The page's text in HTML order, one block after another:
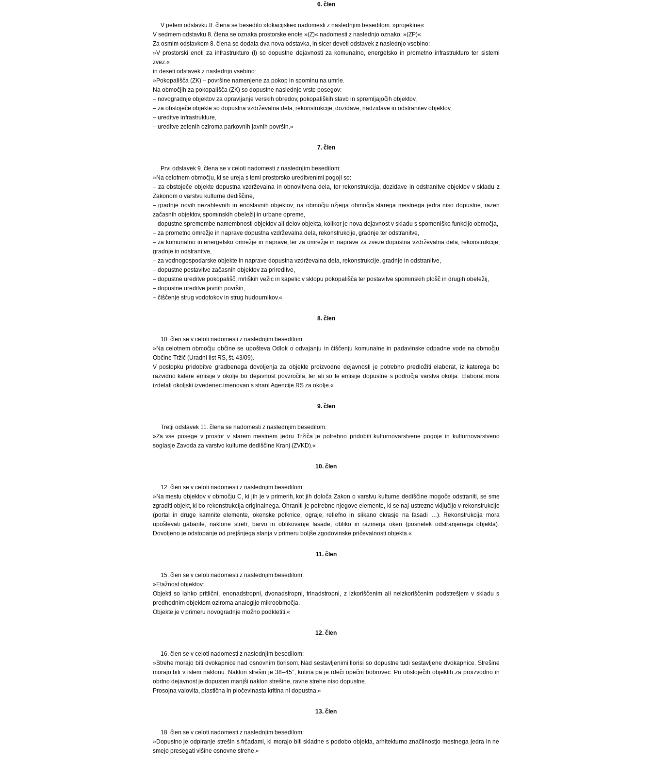
6. člen
V petem odstavku 8. člena se besedilo »lokacijske« nadomesti z naslednjim besedilom: »projektne«.
V sedmem odstavku 8. člena se oznaka prostorske enote »(Z)« nadomesti z naslednjo oznako: »(ZP)«.
Za osmim odstavkom 8. člena se dodata dva nova odstavka, in sicer deveti odstavek z naslednjo vsebino:
»V prostorski enoti za infrastrukturo (I) so dopustne dejavnosti za komunalno, energetsko in prometno infrastrukturo ter sistemi
zvez.«
in deseti odstavek z naslednjo vsebino:
»Pokopališča (ZK) – površine namenjene za pokop in spominu na umrle.
Na območjih za pokopališča (ZK) so dopustne naslednje vrste posegov:
– novogradnje objektov za opravljanje verskih obredov, pokopaliških stavb in spremljajočih objektov,
– za obstoječe objekte so dopustna vzdrževalna dela, rekonstrukcije, dozidave, nadzidave in odstranitev objektov,
– ureditve infrastrukture,
– ureditve zelenih oziroma parkovnih javnih površin.«
7. člen
Prvi odstavek 9. člena se v celoti nadomesti z naslednjim besedilom:
»Na celotnem območju, ki se ureja s temi prostorsko ureditvenimi pogoji so:
– za obstoječe objekte dopustna vzdrževalna in obnovitvena dela, ter rekonstrukcija, dozidave in odstranitve objektov v skladu z
Zakonom o varstvu kulturne dediščine,
– gradnje novih nezahtevnih in enostavnih objektov; na območju ožjega območja starega mestnega jedra niso dopustne, razen
začasnih objektov, spominskih obeležij in urbane opreme,
– dopustne spremembe namembnosti objektov ali delov objekta, kolikor je nova dejavnost v skladu s spomeniško funkcijo območja,
– za prometno omrežje in naprave dopustna vzdrževalna dela, rekonstrukcije, gradnje ter odstranitve,
– za komunalno in energetsko omrežje in naprave, ter za omrežje in naprave za zveze dopustna vzdrževalna dela, rekonstrukcije,
gradnje in odstranitve,
– za vodnogospodarske objekte in naprave dopustna vzdrževalna dela, rekonstrukcije, gradnje in odstranitve,
– dopustne postavitve začasnih objektov za prireditve,
– dopustne ureditve pokopališč, mrliških vežic in kapelic v sklopu pokopališča ter postavitve spominskih plošč in drugih obeležij,
– dopustne ureditve javnih površin,
– čiščenje strug vodotokov in strug hudournikov.«
8. člen
10. člen se v celoti nadomesti z naslednjim besedilom:
»Na celotnem območju občine se upošteva Odlok o odvajanju in čiščenju komunalne in padavinske odpadne vode na območju
Občine Tržič (Uradni list RS, št. 43/09).
V postopku pridobitve gradbenega dovoljenja za objekte proizvodne dejavnosti je potrebno predložiti elaborat, iz katerega bo
razvidno katere emisije v okolje bo dejavnost povzročila, ter ali so te emisije dopustne s področja varstva okolja. Elaborat mora
izdelati okoljski izvedenec imenovan s strani Agencije RS za okolje.«
9. člen
Tretji odstavek 11. člena se nadomesti z naslednjim besedilom:
»Za vse posege v prostor v starem mestnem jedru Tržiča je potrebno pridobiti kulturnovarstvene pogoje in kulturnovarstveno
soglasje Zavoda za varstvo kulturne dediščine Kranj (ZVKD).«
10. člen
12. člen se v celoti nadomesti z naslednjim besedilom:
»Na mestu objektov v območju C, ki jih je v primerih, kot jih določa Zakon o varstvu kulturne dediščine mogoče odstraniti, se sme
zgraditi objekt, ki bo rekonstrukcija originalnega. Ohraniti je potrebno njegove elemente, ki se naj ustrezno vključijo v rekonstrukcijo
(portal in druge kamnite elemente, okenske polknice, ograje, reliefno in slikano okrasje na fasadi …). Rekonstrukcija mora
upoštevati gabarite, naklone streh, barvo in oblikovanje fasade, obliko in razmerja oken (posnetek odstranjenega objekta).
Dovoljeno je odstopanje od prejšnjega stanja v primeru boljše zgodovinske pričevalnosti objekta.«
11. člen
15. člen se v celoti nadomesti z naslednjim besedilom:
»Etažnost objektov:
Objekti so lahko pritlični, enonadstropni, dvonadstropni, trinadstropni, z izkoriščenim ali neizkoriščenim podstrešjem v skladu s
predhodnim objektom oziroma analogijo mikroobmočja.
Objekte je v primeru novogradnje možno podkletiti.«
12. člen
16. člen se v celoti nadomesti z naslednjim besedilom:
»Strehe morajo biti dvokapnice nad osnovnim tlorisom. Nad sestavljenimi tlorisi so dopustne tudi sestavljene dvokapnice. Strešine
morajo biti v istem naklonu. Naklon strešin je 38–45°, kritina pa je rdeči opečni bobrovec. Pri obstoječih objektih za proizvodno in
obrtno dejavnost je dopusten manjši naklon strešine, ravne strehe niso dopustne.
Prosojna valovita, plastična in pločevinasta kritina ni dopustna.«
13. člen
18. člen se v celoti nadomesti z naslednjim besedilom:
»Dopustno je odpiranje strešin s frčadami, ki morajo biti skladne s podobo objekta, arhitekturno značilnostjo mestnega jedra in ne
smejo presegati višine osnovne strehe.«